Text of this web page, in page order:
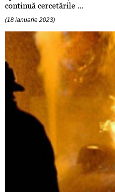
continuă cercetările ...
(18 ianuarie 2023)